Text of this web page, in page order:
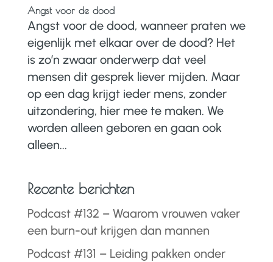
Angst voor de dood
Angst voor de dood, wanneer praten we
eigenlijk met elkaar over de dood? Het
is zo’n zwaar onderwerp dat veel
mensen dit gesprek liever mijden. Maar
op een dag krijgt ieder mens, zonder
uitzondering, hier mee te maken. We
worden alleen geboren en gaan ook
alleen...
Recente berichten
Podcast #132 – Waarom vrouwen vaker
een burn-out krijgen dan mannen
Podcast #131 – Leiding pakken onder